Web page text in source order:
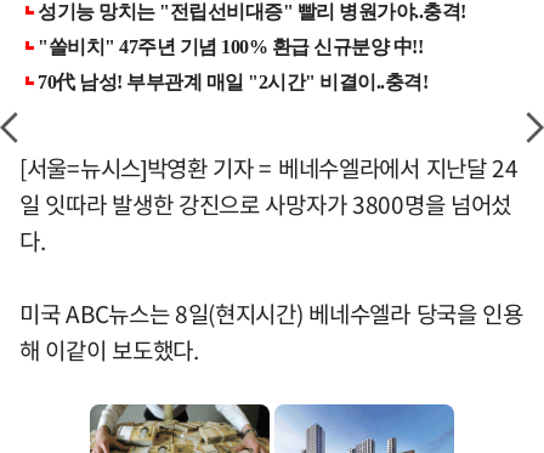
[서울=뉴시스]박영환 기자 = 베네수엘라에서 지난달 24
일 잇따라 발생한 강진으로 사망자가 3800명을 넘어섰
다.
미국 ABC뉴스는 8일(현지시간) 베네수엘라 당국을 인용
해 이같이 보도했다.